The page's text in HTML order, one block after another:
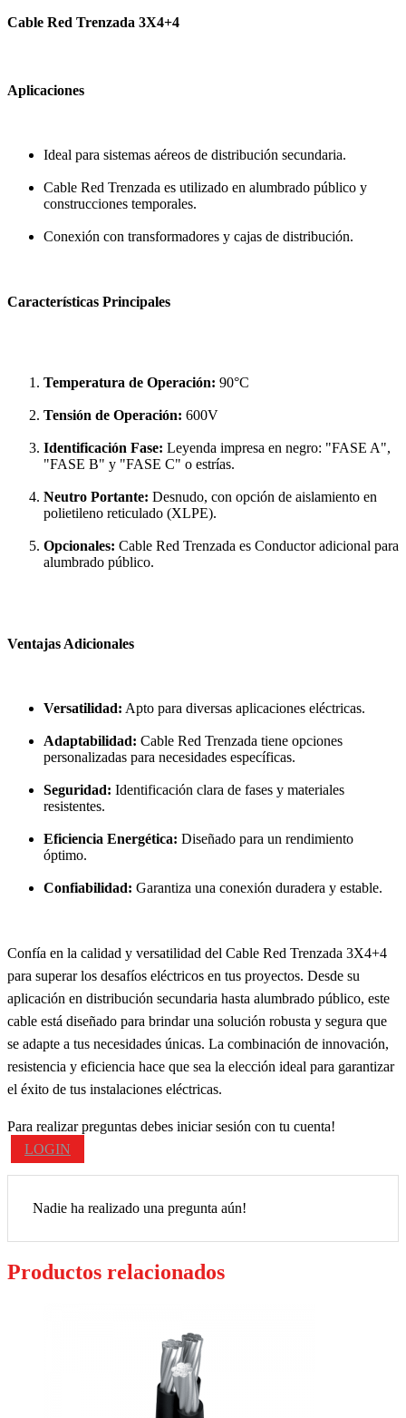
Cable Red Trenzada 3X4+4
Aplicaciones
Ideal para sistemas aéreos de distribución secundaria.
Cable Red Trenzada es utilizado en alumbrado público y
construcciones temporales.
Conexión con transformadores y cajas de distribución.
Características Principales
Temperatura de Operación: 90°C
Tensión de Operación: 600V
Identificación Fase: Leyenda impresa en negro: "FASE A",
"FASE B" y "FASE C" o estrías.
Neutro Portante: Desnudo, con opción de aislamiento en
polietileno reticulado (XLPE).
Opcionales: Cable Red Trenzada es Conductor adicional para
alumbrado público.
Ventajas Adicionales
Versatilidad: Apto para diversas aplicaciones eléctricas.
Adaptabilidad: Cable Red Trenzada tiene opciones
personalizadas para necesidades específicas.
Seguridad: Identificación clara de fases y materiales
resistentes.
Eficiencia Energética: Diseñado para un rendimiento
óptimo.
Confiabilidad: Garantiza una conexión duradera y estable.
Confía en la calidad y versatilidad del Cable Red Trenzada 3X4+4
para superar los desafíos eléctricos en tus proyectos. Desde su
aplicación en distribución secundaria hasta alumbrado público, este
cable está diseñado para brindar una solución robusta y segura que
se adapte a tus necesidades únicas. La combinación de innovación,
resistencia y eficiencia hace que sea la elección ideal para garantizar
el éxito de tus instalaciones eléctricas.
Para realizar preguntas debes iniciar sesión con tu cuenta!
LOGIN
Nadie ha realizado una pregunta aún!
Productos relacionados